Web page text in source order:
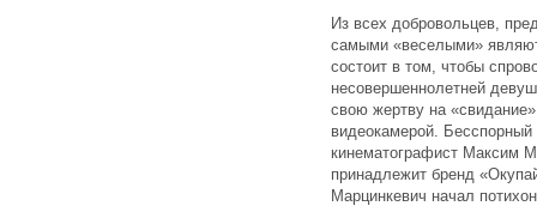
Из всех добровольцев,
самыми «веселыми»
состоит в том, чтобы
несовершеннолетней
свою жертву на
видеокамерой.
кинематографист Максим
принадлежит бренд
Марцинкевич начал